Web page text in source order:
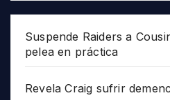
Suspende Raiders a
pelea en práctica
Revela Craig sufrir